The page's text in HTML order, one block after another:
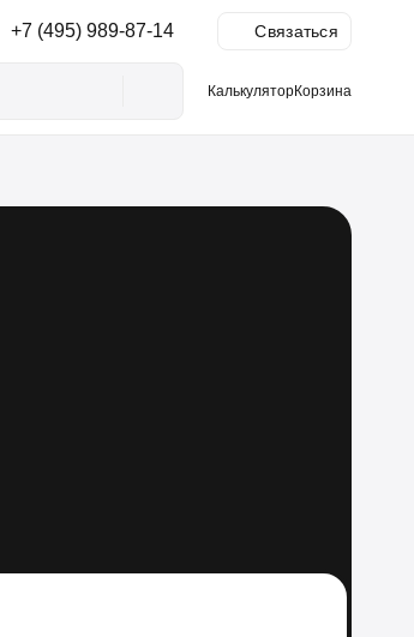
+7 (495) 989-87-14 Связаться
КалькуляторКорзина